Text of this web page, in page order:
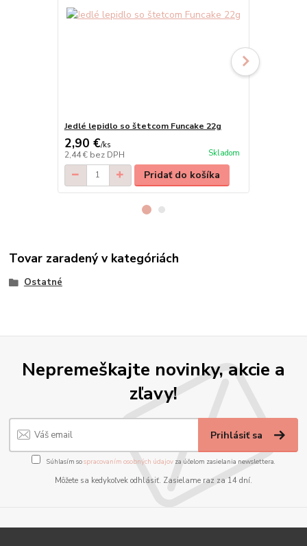
Jedlé lepidlo so štetcom Funcake 22g
2,90 €/ks
2,44 € bez DPH Skladom
Pridať do košíka
Tovar zaradený v kategóriách
Ostatné
Nepremeškajte novinky, akcie a
zľavy!
Prihlásiť sa
Súhlasím sospracovaním osobných údajov za účelom zasielania newslettera.
Môžete sa kedykoľvek odhlásiť. Zasielame raz za 14 dní.